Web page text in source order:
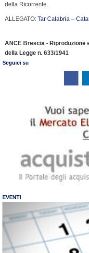
della Ricorrente.
ALLEGATO: Tar Calabria –
ANCE Brescia - Riproduzione
della Legge n. 633/1941
Seguici su
EVENTI